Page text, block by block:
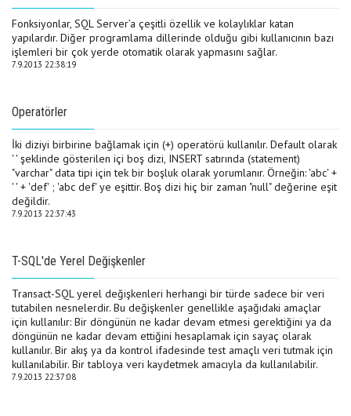
Fonksiyonlar, SQL Server’a çeşitli özellik ve kolaylıklar katan
yapılardır. Diğer programlama dillerinde olduğu gibi kullanıcının bazı
işlemleri bir çok yerde otomatik olarak yapmasını sağlar.
7.9.2013 22:38:19
Operatörler
İki diziyi birbirine bağlamak için (+) operatörü kullanılır. Default olarak
' ' şeklinde gösterilen içi boş dizi, INSERT satırında (statement)
"varchar" data tipi için tek bir boşluk olarak yorumlanır. Örneğin: 'abc' +
' ' + 'def' ; 'abc def' ye eşittir. Boş dizi hiç bir zaman "null" değerine eşit
değildir.
7.9.2013 22:37:43
T-SQL'de Yerel Değişkenler
Transact-SQL yerel değişkenleri herhangi bir türde sadece bir veri
tutabilen nesnelerdir. Bu değişkenler genellikle aşağıdaki amaçlar
için kullanılır: Bir döngünün ne kadar devam etmesi gerektiğini ya da
döngünün ne kadar devam ettiğini hesaplamak için sayaç olarak
kullanılır. Bir akış ya da kontrol ifadesinde test amaçlı veri tutmak için
kullanılabilir. Bir tabloya veri kaydetmek amacıyla da kullanılabilir.
7.9.2013 22:37:08